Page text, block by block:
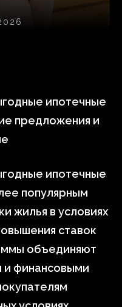
ипотечные
предложения и
ипотечные
популярным
жилья в условиях
ставок
объединяют
и финансовыми